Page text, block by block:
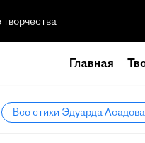
Главная
Все стихи Эдуарда Асадова